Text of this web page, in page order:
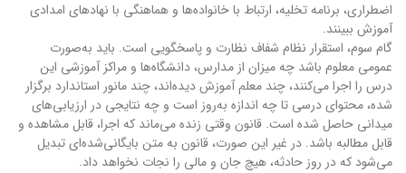
اضطراری، برنامه تخلیه، ارتباط با خانواده‌ها و هماهنگی با نهادهای امدادی
آموزش ببینند.
گام سوم، استقرار نظام شفاف نظارت و پاسخگویی است. باید به‌صورت
عمومی معلوم باشد چه میزان از مدارس، دانشگاه‌ها و مراکز آموزشی این
درس را اجرا می‌کنند، چند معلم آموزش دیده‌اند، چند مانور استاندارد برگزار
شده، محتوای درسی تا چه اندازه به‌روز است و چه نتایجی در ارزیابی‌های
میدانی حاصل شده است. قانون وقتی زنده می‌ماند که اجرا، قابل مشاهده و
قابل مطالبه باشد. در غیر این صورت، قانون به متن بایگانی‌شده‌ای تبدیل
می‌شود که در روز حادثه، هیچ جان و مالی را نجات نخواهد داد.